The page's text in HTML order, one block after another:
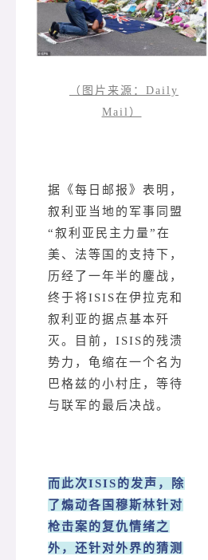
（图片来源：Daily
Mail）
据《每日邮报》表明，
叙利亚当地的军事同盟
“叙利亚民主力量”在
美、法等国的支持下，
历经了一年半的鏖战，
终于将ISIS在伊拉克和
叙利亚的据点基本歼
灭。目前，ISIS的残溃
势力，龟缩在一个名为
巴格兹的小村庄，等待
与联军的最后决战。
而此次ISIS的发声，除
了煽动各国穆斯林针对
枪击案的复仇情绪之
外，还针对外界的猜测